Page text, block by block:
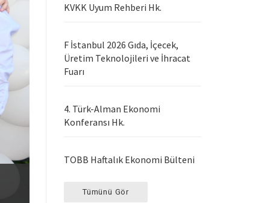
KVKK Uyum Rehberi Hk.
F İstanbul 2026 Gıda, İçecek,
Üretim Teknolojileri ve İhracat
Fuarı
4. Türk-Alman Ekonomi
Konferansı Hk.
TOBB Haftalık Ekonomi Bülteni
Tümünü Gör